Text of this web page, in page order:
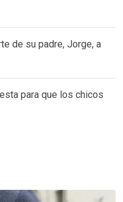
de su padre, Jorge, a
para que los chicos